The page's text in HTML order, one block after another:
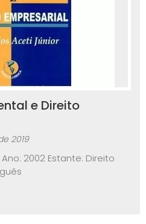
e Direito
2019
2002 Estante: Direito